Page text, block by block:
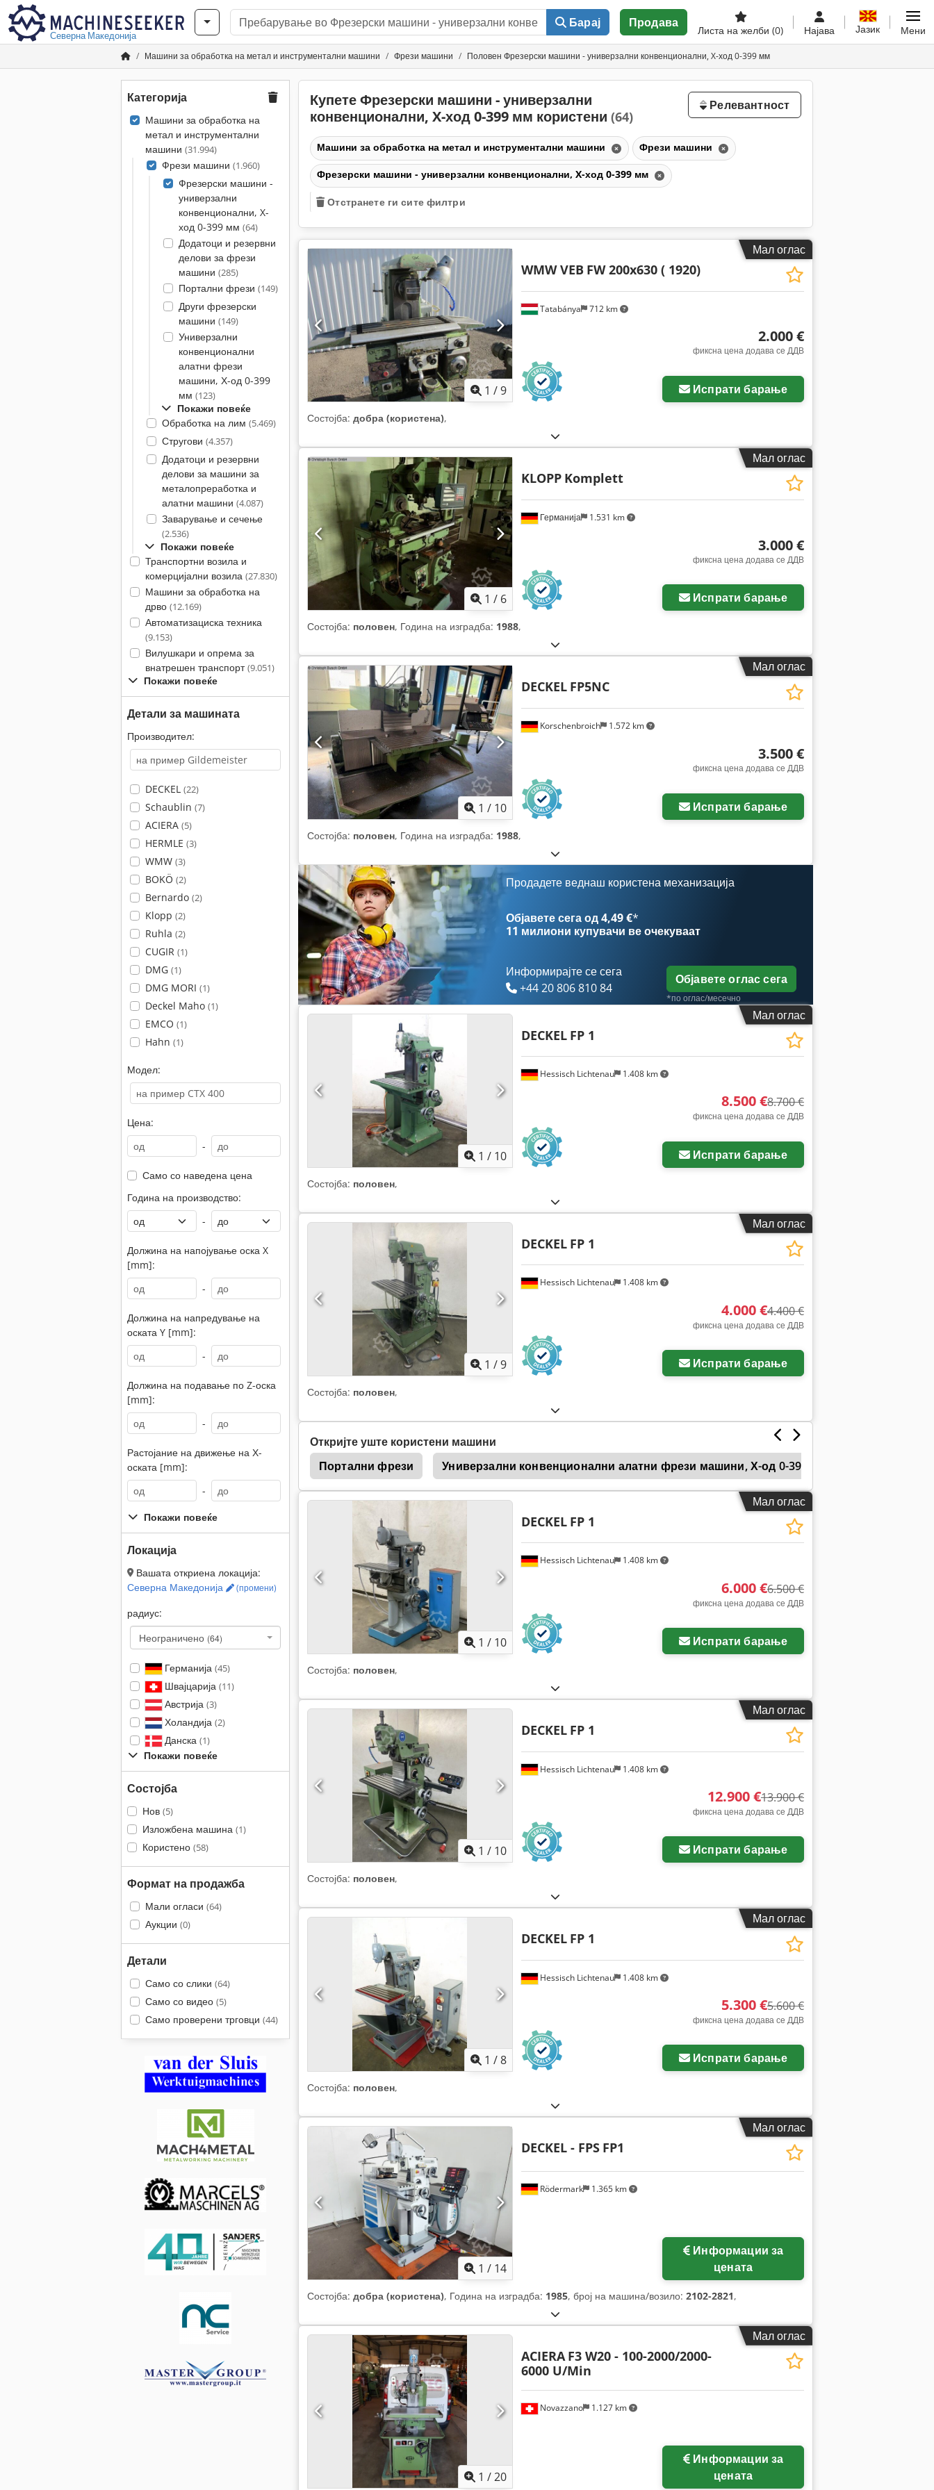
Северна Македонија
Барај Продава
Листа на желби (0) Најава Јазик Мени
Машини за обработка на метал и инструментални машини Фрези машини Половен Фрезерски машини - универзални конвенционални, X-ход 0-399 мм
Категорија
Машини за обработка на
метал и инструментални
машини (31.994)
Фрези машини (1.960)
Фрезерски машини -
универзални
конвенционални, X-
ход 0-399 мм (64)
Додатоци и резервни
делови за фрези
машини (285)
Портални фрези (149)
Други фрезерски
машини (149)
Универзални
конвенционални
алатни фрези
машини, Х-од 0-399
мм (123)
Покажи повеќе
Обработка на лим (5.469)
Стругови (4.357)
Додатоци и резервни
делови за машини за
металопреработка и
алатни машини (4.087)
Заварување и сечење
(2.536)
Покажи повеќе
Транспортни возила и
комерцијални возила (27.830)
Машини за обработка на
дрво (12.169)
Автоматизациска техника
(9.153)
Вилушкари и опрема за
внатрешен транспорт(9.051)
Покажи повеќе
Детали за машината
Производител:
DECKEL (22)
Schaublin (7)
ACIERA (5)
HERMLE (3)
WMW (3)
BOKÖ (2)
Bernardo (2)
Klopp (2)
Ruhla (2)
CUGIR (1)
DMG (1)
DMG MORI (1)
Deckel Maho (1)
EMCO (1)
Hahn (1)
Модел:
Цена:
-
Само со наведена цена
Година на производство:
-
Должина на напојување оска X
[mm]:
-
Должина на напредување на
оската Y [mm]:
-
Должина на подавање по Z-оска
[mm]:
-
Растојание на движење на Х-
оската [mm]:
-
Покажи повеќе
Локација
Вашата откриена локација:
Северна Македонија
(промени)
радиус:
Неограничено (64)
Германија (45)
Швајцарија (11)
Австрија (3)
Холандија (2)
Данска (1)
Покажи повеќе
Состојба
Нов (5)
Изложбена машина (1)
Користено (58)
Формат на продажба
Мали огласи (64)
Аукции (0)
Детали
Само со слики (64)
Само со видео (5)
Само проверени трговци (44)
Купете Фрезерски машини - универзални
конвенционални, X-ход 0-399 мм користени (64)
Релевантност
Машини за обработка на метал и инструментални машини Фрези машини
Фрезерски машини - универзални конвенционални, X-ход 0-399 мм
Отстранете ги сите филтри
Мал оглас
1 /9
Tatabánya 712 km
WMW VEB FW 200x630 ( 1920)
2.000 €
фиксна цена додава се ДДВ
Испрати барање
Состојба: добра (користена),
Мал оглас
1 / 6
Германија 1.531 km
KLOPP Komplett
3.000 €
фиксна цена додава се ДДВ
Испрати барање
Состојба: половен, Година на изградба: 1988,
Мал оглас
1 / 10
Korschenbroich 1.572 km
DECKEL FP5NC
3.500 €
фиксна цена додава се ДДВ
Испрати барање
Состојба: половен, Година на изградба: 1988,
Продадете веднаш користена механизација
Објавете сега од 4,49 €*
11 милиони купувачи ве очекуваат
Информирајте се сега
+44 20 806 810 84
Објавете оглас сега
*по оглас/месечно
Мал оглас
1 / 10
Hessisch Lichtenau 1.408 km
DECKEL FP 1
8.500 €8.700 €
фиксна цена додава се ДДВ
Испрати барање
Состојба: половен,
Мал оглас
1 /9
Hessisch Lichtenau 1.408 km
DECKEL FP 1
4.000 €4.400 €
фиксна цена додава се ДДВ
Испрати барање
Состојба: половен,
Откријте уште користени машини
Портални фрези
Универзални конвенционални алатни фрези машини, Х-од 0-399 мм
Deckel Kf2
Мал оглас
1 / 10
Hessisch Lichtenau 1.408 km
DECKEL FP 1
6.000 €6.500 €
фиксна цена додава се ДДВ
Испрати барање
Состојба: половен,
Мал оглас
1 / 10
Hessisch Lichtenau 1.408 km
DECKEL FP 1
12.900 €13.900 €
фиксна цена додава се ДДВ
Испрати барање
Состојба: половен,
Мал оглас
1 /8
Hessisch Lichtenau 1.408 km
DECKEL FP 1
5.300 €5.600 €
фиксна цена додава се ДДВ
Испрати барање
Состојба: половен,
Мал оглас
1 / 14
Rödermark 1.365 km
DECKEL - FPS FP1
цената
Состојба: добра (користена), Година на изградба: 1985, број на машина/возило: 2102-2821,
Мал оглас
1 /20
Novazzano 1.127 km
ACIERA F3 W20 - 100-2000/2000-
6000 U/Min
цената